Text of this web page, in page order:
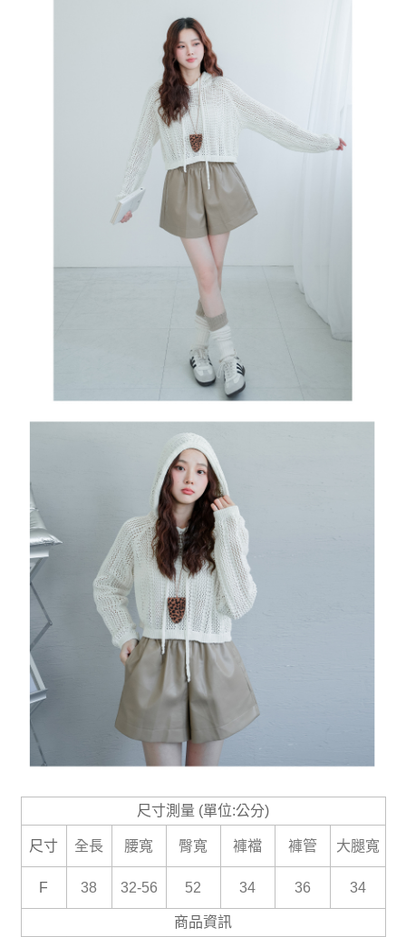
尺寸測量 (單位:公分)
尺寸 全長 腰寬 臀寬 褲襠 褲管 大腿寬
F 38 32-56 52 34 36 34
商品資訊